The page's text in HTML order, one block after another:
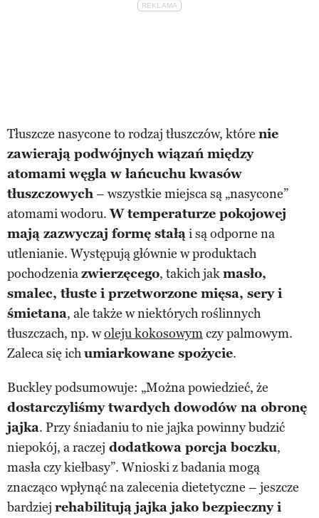
Tłuszcze nasycone to rodzaj tłuszczów, które nie
zawierają podwójnych wiązań między
atomami węgla w łańcuchu kwasów
tłuszczowych– wszystkie miejsca są „nasycone”
atomami wodoru.W temperaturze pokojowej
mają zazwyczaj formę stałąi są odporne na
utlenianie. Występują głównie w produktach
pochodzeniazwierzęcego, takich jakmasło,
smalec, tłuste i przetworzone mięsa, sery i
śmietana, ale także w niektórych roślinnych
tłuszczach, np. woleju kokosowymczy palmowym.
Zaleca się ichumiarkowane spożycie.
Buckley podsumowuje: „Można powiedzieć, że
dostarczyliśmy twardych dowodów na obronę
jajka. Przy śniadaniu to nie jajka powinny budzić
niepokój, a raczej dodatkowa porcja boczku,
masła czy kiełbasy”. Wnioski z badania mogą
znacząco wpłynąć na zalecenia dietetyczne – jeszcze
bardziej rehabilitują jajka jako bezpieczny i